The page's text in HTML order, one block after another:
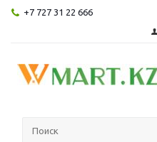
+7 727 31 22 666